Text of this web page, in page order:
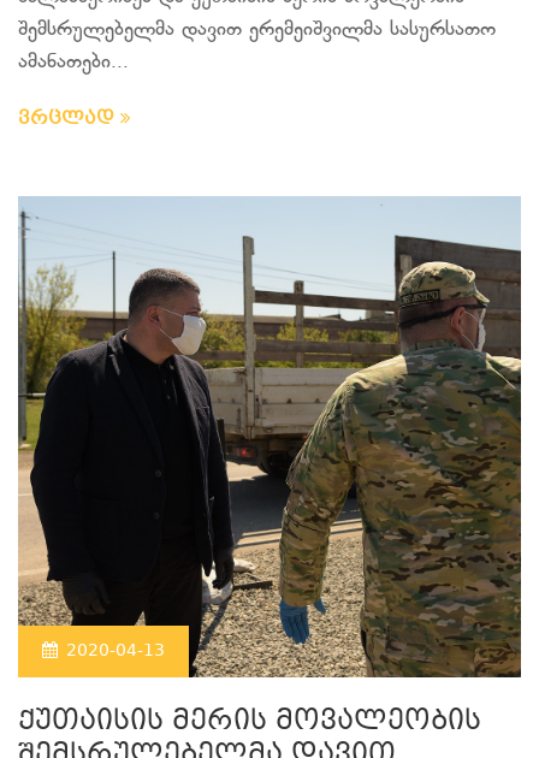
შემსრულებელმა დავით ერემეიშვილმა სასურსათო
ამანათები...
ვრცლად
2020-04-13
ქუთაისის მერის მოვალეობის